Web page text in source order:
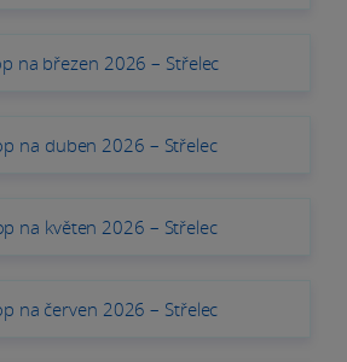
na březen 2026 – Střelec
na duben 2026 – Střelec
na květen 2026 – Střelec
na červen 2026 – Střelec